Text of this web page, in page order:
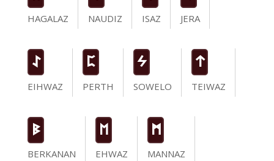
HAGALAZ
NAUDIZ
ISAZ
JERA
I
EIHWAZ
P
PERTH
S
SOWELO
t
TEIWAZ
B
BERKANAN
E
EHWAZ
M
MANNAZ